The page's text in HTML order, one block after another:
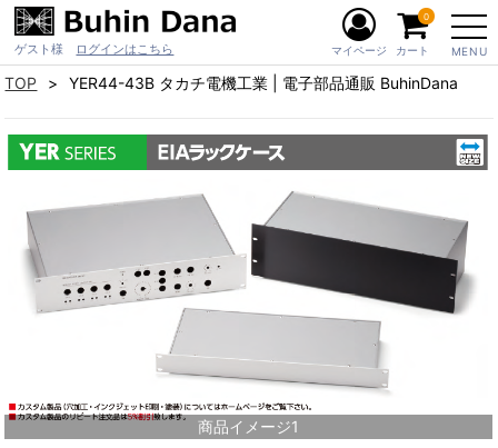
ゲスト様 ログインはこちら MENU
マイページ カート
0
TOP YER44-43B タカチ電機工業 | 電子部品通販 BuhinDana
商品イメージ1